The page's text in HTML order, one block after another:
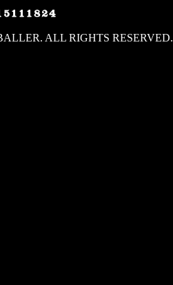
ALL RIGHTS RESERVED.